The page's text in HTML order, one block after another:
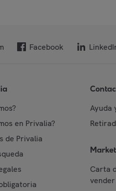
Facebook
en Privalia?
de Privalia
Ayuda
Carta